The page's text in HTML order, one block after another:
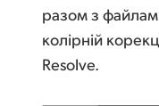
разом з
колірній
Resolve.